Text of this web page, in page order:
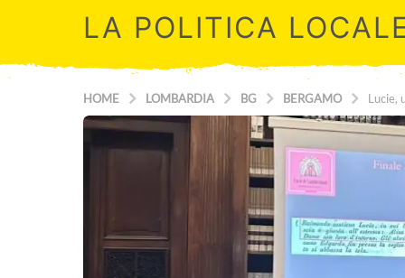
LA POLITICA
HOME LOMBARDIA BG BERGAMO Lucie,